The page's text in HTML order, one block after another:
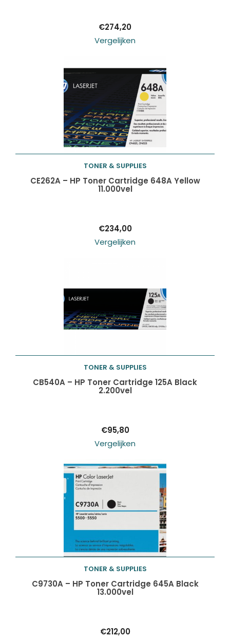
€274,20
Vergelijken
Toevoegen aan
TONER & SUPPLIES
CE262A – HP Toner Cartridge 648A Yellow
11.000vel
€234,00
Vergelijken
Toevoegen aan
TONER & SUPPLIES
CB540A – HP Toner Cartridge 125A Black
2.200vel
€95,80
Vergelijken
Toevoegen aan
TONER & SUPPLIES
C9730A – HP Toner Cartridge 645A Black
13.000vel
€212,00